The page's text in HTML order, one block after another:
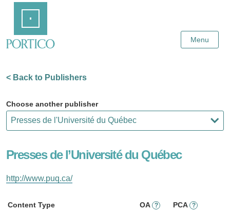
Content
Menu
< Back to Publishers
Choose another publisher
Presses de l’Université du Québec
http://www.puq.ca/
Content Type OA ? PCA ?